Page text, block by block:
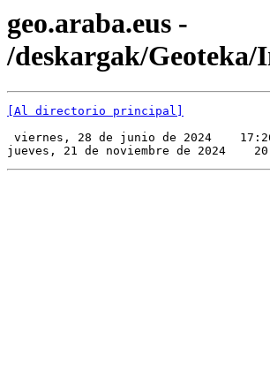
geo.araba.eus -
/deskargak/Geoteka/
[Al directorio principal]
viernes, 28 de junio de 2024
jueves, 21 de noviembre de 2024